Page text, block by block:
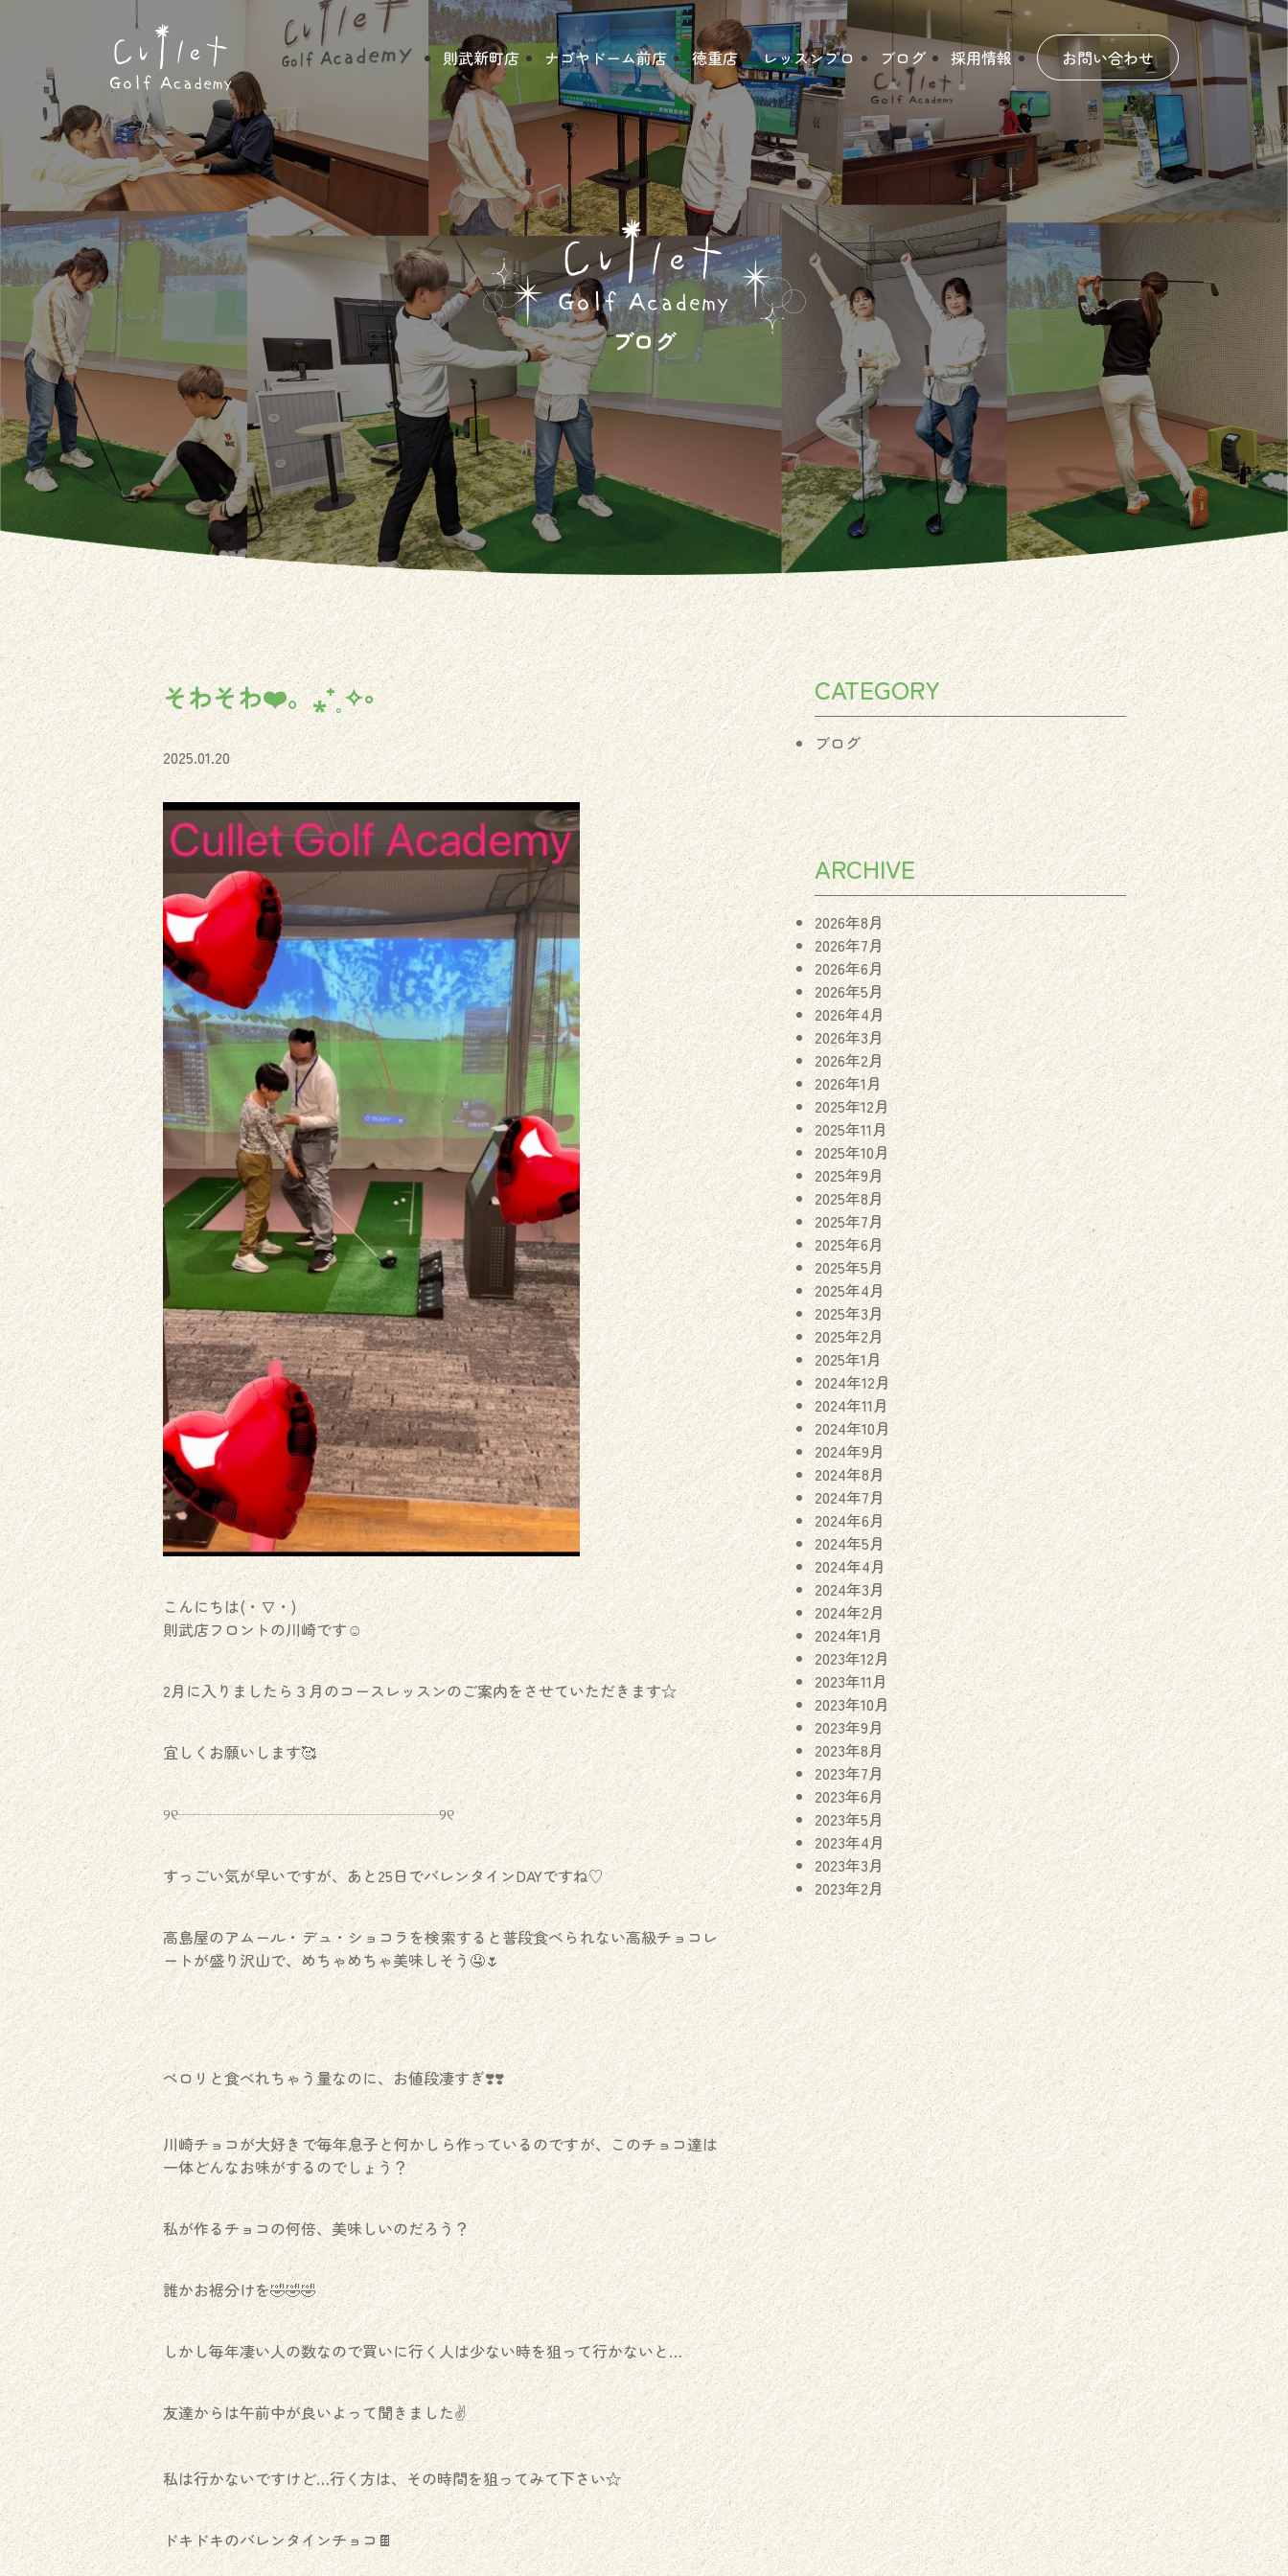
則武新町店 ナゴヤドーム前店 徳重店 レッスンプロ ブログ 採用情報 お問い合わせ
ブログ
そわそわ❤️。⁎⁺˳✧༚
2025.01.20
こんにちは(・∇・)
則武店フロントの川崎です☺︎
2月に入りましたら３月のコースレッスンのご案内をさせていただきます☆
宜しくお願いします🥰
୨୧┈┈┈┈┈┈┈┈┈┈┈┈┈┈┈┈┈୨୧
すっごい気が早いですが、あと25日でバレンタインDAYですね♡
高島屋のアムール・デュ・ショコラを検索すると普段食べられない高級チョコレ
ートが盛り沢山で、めちゃめちゃ美味しそう🤤🌷
ペロリと食べれちゃう量なのに、お値段凄すぎ❣️❣️
川崎チョコが大好きで毎年息子と何かしら作っているのですが、このチョコ達は
一体どんなお味がするのでしょう？
私が作るチョコの何倍、美味しいのだろう？
誰かお裾分けを🤣🤣🤣
しかし毎年凄い人の数なので買いに行く人は少ない時を狙って行かないと…
友達からは午前中が良いよって聞きました✌️
私は行かないですけど…行く方は、その時間を狙ってみて下さい☆
ドキドキのバレンタインチョコ🍫
CATEGORY
ブログ
ARCHIVE
2026年8月
2026年7月
2026年6月
2026年5月
2026年4月
2026年3月
2026年2月
2026年1月
2025年12月
2025年11月
2025年10月
2025年9月
2025年8月
2025年7月
2025年6月
2025年5月
2025年4月
2025年3月
2025年2月
2025年1月
2024年12月
2024年11月
2024年10月
2024年9月
2024年8月
2024年7月
2024年6月
2024年5月
2024年4月
2024年3月
2024年2月
2024年1月
2023年12月
2023年11月
2023年10月
2023年9月
2023年8月
2023年7月
2023年6月
2023年5月
2023年4月
2023年3月
2023年2月